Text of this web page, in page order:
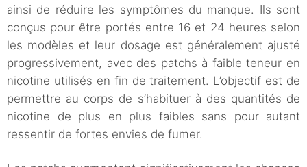
ainsi de réduire les symptômes du manque. Ils sont
conçus pour être portés entre 16 et 24 heures selon
les modèles et leur dosage est généralement ajusté
progressivement, avec des patchs à faible teneur en
nicotine utilisés en fin de traitement. L’objectif est de
permettre au corps de s’habituer à des quantités de
nicotine de plus en plus faibles sans pour autant
ressentir de fortes envies de fumer.